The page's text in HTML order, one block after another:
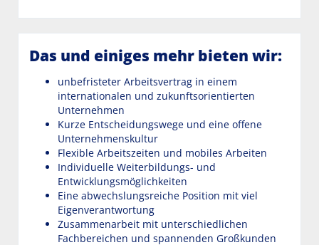
Das und einiges mehr bieten wir:
unbefristeter Arbeitsvertrag in einem
internationalen und zukunftsorientierten
Unternehmen
Kurze Entscheidungswege und eine offene
Unternehmenskultur
Flexible Arbeitszeiten und mobiles Arbeiten
Individuelle Weiterbildungs- und
Entwicklungsmöglichkeiten
Eine abwechslungsreiche Position mit viel
Eigenverantwortung
Zusammenarbeit mit unterschiedlichen
Fachbereichen und spannenden Großkunden